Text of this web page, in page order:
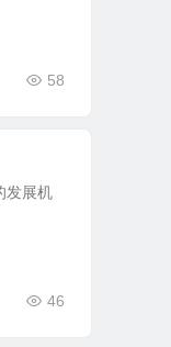
58
发展机
46